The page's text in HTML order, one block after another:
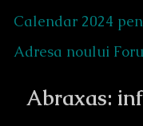
Calendar 2024
Adresa noului
Abraxas: